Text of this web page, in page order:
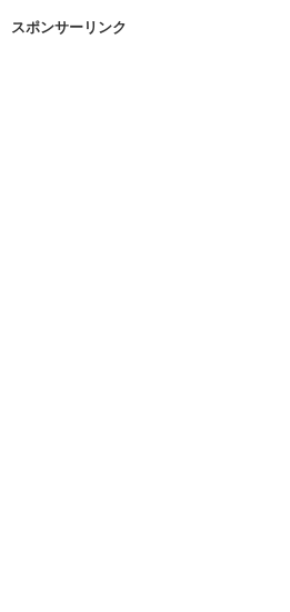
スポンサーリンク